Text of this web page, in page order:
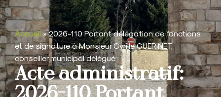
Accueil»2026-110 Portant délégation de fonctions
et de signature à Monsieur Cyrille GUERINET,
conseiller municipal délégué
Acte administratif: